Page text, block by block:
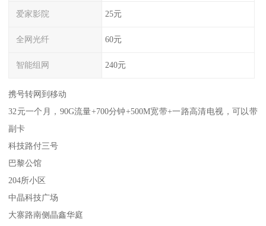
爱家影院 25元
全网光纤 60元
智能组网 240元
携号转网到移动
32元一个月，90G流量+700分钟+500M宽带+一路高清电视，可以带
副卡
科技路付三号
巴黎公馆
204所小区
中晶科技广场
大寨路南侧晶鑫华庭